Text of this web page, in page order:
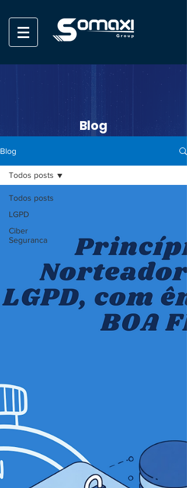
Blog
Blog
Todos posts
LGPD
Ciber
Seguranca
Todos posts